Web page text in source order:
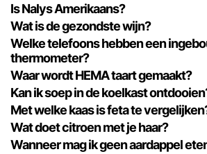
Is Nalys Amerikaans?
Wat is de gezondste wijn?
Welke telefoons hebben een
thermometer?
Waar wordt HEMA taart gemaakt?
Kan ik soep in de koelkast
Met welke kaas is feta te
Wat doet citroen met je haar?
Wanneer mag ik geen aardappel